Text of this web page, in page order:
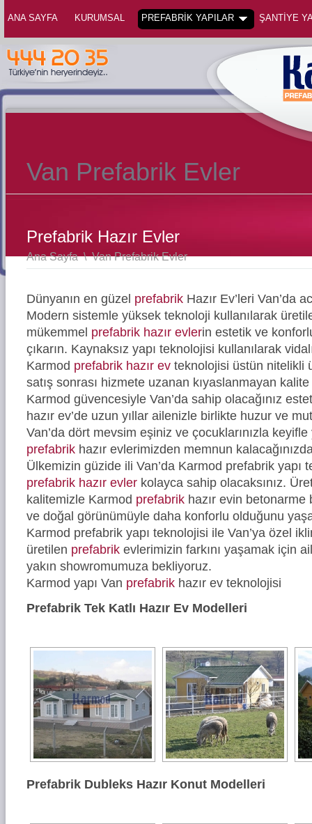
ANA SAYFA KURUMSAL PREFABRİK YAPILAR ŞANTİYE
Van Prefabrik Evler
Prefabrik Hazır Evler
Ana Sayfa \Van Prefabrik Evler
Dünyanın en güzel prefabrik Hazır Ev’leri Van’da
Modern sistemle yüksek teknoloji kullanılarak
mükemmel prefabrik hazır evlerin estetik ve
çıkarın. Kaynaksız yapı teknolojisi kullanılarak
Karmod prefabrik hazır ev teknolojisi üstün nitelikli
satış sonrası hizmete uzanan kıyaslanmayan kalite
Karmod güvencesiyle Van’da sahip olacağınız
hazır ev’de uzun yıllar ailenizle birlikte huzur ve
Van’da dört mevsim eşiniz ve çocuklarınızla keyifle
prefabrik hazır evlerimizden memnun
Ülkemizin güzide ili Van’da Karmod prefabrik yapı
prefabrik hazır evler kolayca sahip olacaksınız.
kalitemizle Karmod prefabrik hazır evin
ve doğal görünümüyle daha konforlu olduğunu
Karmod prefabrik yapı teknolojisi ile Van’ya özel
üretilen prefabrik evlerimizin farkını yaşamak için
yakın showromumuza bekliyoruz.
Karmod yapı Van prefabrik hazır ev teknolojisi
Prefabrik Tek Katlı Hazır Ev Modelleri
Prefabrik Dubleks Hazır Konut Modelleri